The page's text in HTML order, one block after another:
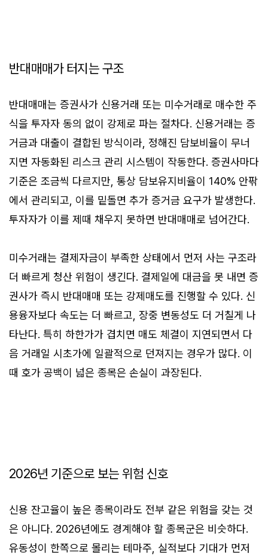
반대매매가 터지는 구조
반대매매는 증권사가 신용거래 또는 미수거래로 매수한 주
식을 투자자 동의 없이 강제로 파는 절차다. 신용거래는 증
거금과 대출이 결합된 방식이라, 정해진 담보비율이 무너
지면 자동화된 리스크 관리 시스템이 작동한다. 증권사마다
기준은 조금씩 다르지만, 통상 담보유지비율이 140% 안팎
에서 관리되고, 이를 밑돌면 추가 증거금 요구가 발생한다.
투자자가 이를 제때 채우지 못하면 반대매매로 넘어간다.
미수거래는 결제자금이 부족한 상태에서 먼저 사는 구조라
더 빠르게 청산 위험이 생긴다. 결제일에 대금을 못 내면 증
권사가 즉시 반대매매 또는 강제매도를 진행할 수 있다. 신
용융자보다 속도는 더 빠르고, 장중 변동성도 더 거칠게 나
타난다. 특히 하한가가 겹치면 매도 체결이 지연되면서 다
음 거래일 시초가에 일괄적으로 던져지는 경우가 많다. 이
때 호가 공백이 넓은 종목은 손실이 과장된다.
2026년 기준으로 보는 위험 신호
신용 잔고율이 높은 종목이라도 전부 같은 위험을 갖는 것
은 아니다. 2026년에도 경계해야 할 종목군은 비슷하다.
유동성이 한쪽으로 몰리는 테마주, 실적보다 기대가 먼저